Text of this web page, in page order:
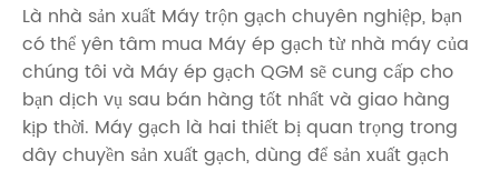
Là nhà sản xuất Máy trộn gạch chuyên nghiệp, bạn
có thể yên tâm mua Máy ép gạch từ nhà máy của
chúng tôi và Máy ép gạch QGM sẽ cung cấp cho
bạn dịch vụ sau bán hàng tốt nhất và giao hàng
kịp thời. Máy gạch là hai thiết bị quan trọng trong
dây chuyền sản xuất gạch, dùng để sản xuất gạch